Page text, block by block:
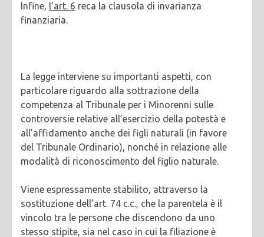
Infine, l’art. 6 reca la clausola di invarianza
finanziaria.
La legge interviene su importanti aspetti, con
particolare riguardo alla sottrazione della
competenza al Tribunale per i Minorenni sulle
controversie relative all’esercizio della potestà e
all’affidamento anche dei figli naturali (in favore
del Tribunale Ordinario), nonché in relazione alle
modalità di riconoscimento del figlio naturale.
Viene espressamente stabilito, attraverso la
sostituzione dell’art. 74 c.c., che la parentela è il
vincolo tra le persone che discendono da uno
stesso stipite, sia nel caso in cui la filiazione è